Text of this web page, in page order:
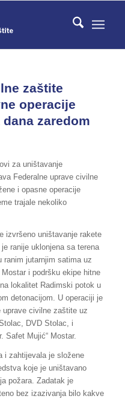
zaštite
operacije
zaredom
za uništavanje
Federalne uprave civilne
i opasne operacije
trajale nekoliko
izvršeno uništavanje rakete
ranije uklonjena sa terena
ranim jutarnjim satima uz
i podršku ekipe hitne
lokalitet Radimski potok u
detonacijom. U operaciji je
uprave civilne zaštite uz
DVD Stolac, i
Safet Mujić“ Mostar.
i zahtijevala je složene
koje je uništavano
požara. Zadatak je
bez izazivanja bilo kakve